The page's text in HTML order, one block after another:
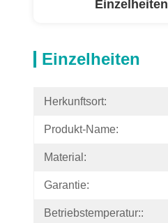
Einzelheiten
Einzelheiten
Herkunftsort:
Produkt-Name:
Material:
Garantie:
Betriebstemperatur::